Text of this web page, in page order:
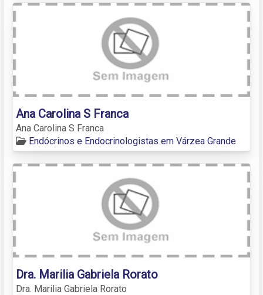
Ana Carolina S Franca
Ana Carolina S Franca
Endócrinos e Endocrinologistas em Várzea Grande
Dra. Marilia Gabriela Rorato
Dra. Marilia Gabriela Rorato